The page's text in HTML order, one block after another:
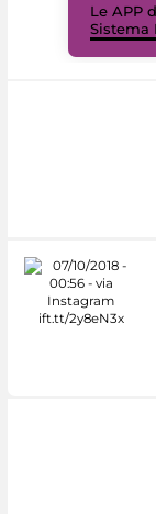
Le APP
Sistema